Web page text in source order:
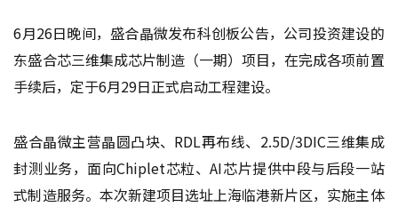
6月26日晚间，盛合晶微发布科创板公告，公司投资建设的
东盛合芯三维集成芯片制造（一期）项目，在完成各项前置
手续后，定于6月29日正式启动工程建设。
盛合晶微主营晶圆凸块、RDL再布线、2.5D/3DIC三维集成
封测业务，面向Chiplet芯粒、AI芯片提供中段与后段一站
式制造服务。本次新建项目选址上海临港新片区，实施主体